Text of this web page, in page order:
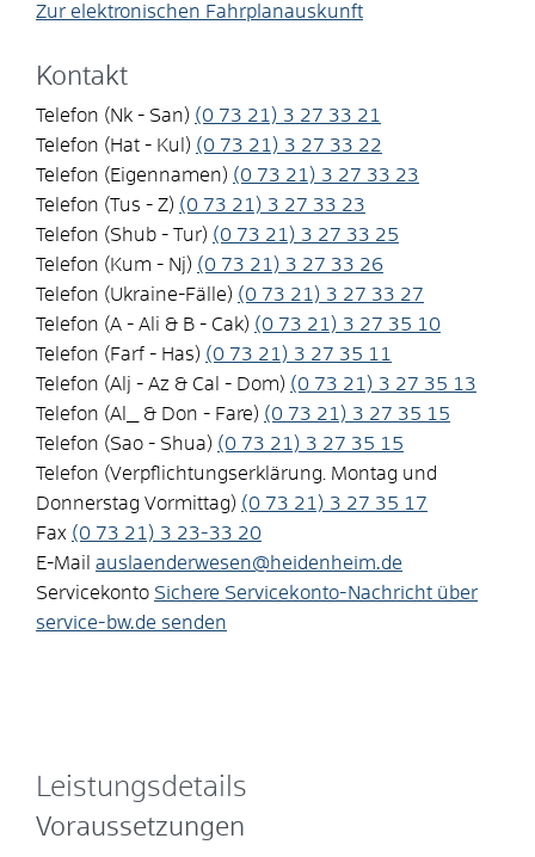
Zur elektronischen Fahrplanauskunft
Kontakt
Telefon (Nk - San) (0 73 21) 3 27 33 21
Telefon (Hat - Kul) (0 73 21) 3 27 33 22
Telefon (Eigennamen) (0 73 21) 3 27 33 23
Telefon (Tus - Z) (0 73 21) 3 27 33 23
Telefon (Shub - Tur) (0 73 21) 3 27 33 25
Telefon (Kum - Nj) (0 73 21) 3 27 33 26
Telefon (Ukraine-Fälle) (0 73 21) 3 27 33 27
Telefon (A - Ali & B - Cak) (0 73 21) 3 27 35 10
Telefon (Farf - Has) (0 73 21) 3 27 35 11
Telefon (Alj - Az & Cal - Dom) (0 73 21) 3 27 35 13
Telefon (Al_ & Don - Fare) (0 73 21) 3 27 35 15
Telefon (Sao - Shua) (0 73 21) 3 27 35 15
Telefon (Verpflichtungserklärung. Montag und
Donnerstag Vormittag) (0 73 21) 3 27 35 17
Fax (0 73 21) 3 23-33 20
E-Mail auslaenderwesen@heidenheim.de
Servicekonto Sichere Servicekonto-Nachricht über
service-bw.de senden
Leistungsdetails
Voraussetzungen